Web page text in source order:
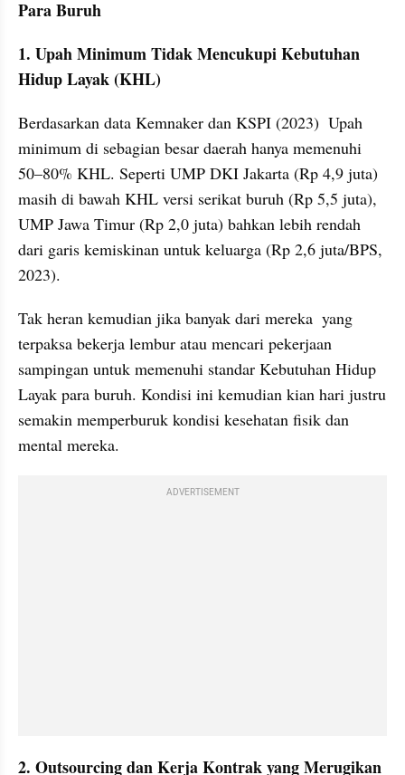
Para Buruh
1. Upah Minimum Tidak Mencukupi Kebutuhan
Hidup Layak (KHL)
Berdasarkan data Kemnaker dan KSPI (2023)  Upah
minimum di sebagian besar daerah hanya memenuhi
50–80% KHL. Seperti UMP DKI Jakarta (Rp 4,9 juta)
masih di bawah KHL versi serikat buruh (Rp 5,5 juta),
UMP Jawa Timur (Rp 2,0 juta) bahkan lebih rendah
dari garis kemiskinan untuk keluarga (Rp 2,6 juta/BPS,
2023).
Tak heran kemudian jika banyak dari mereka  yang
terpaksa bekerja lembur atau mencari pekerjaan
sampingan untuk memenuhi standar Kebutuhan Hidup
Layak para buruh. Kondisi ini kemudian kian hari justru
semakin memperburuk kondisi kesehatan fisik dan
mental mereka.
ADVERTISEMENT
2. Outsourcing dan Kerja Kontrak yang Merugikan